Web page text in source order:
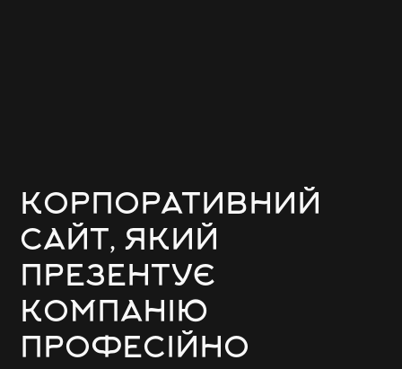
КОРПОРАТИВНИЙ
САЙТ, ЯКИЙ
ПРЕЗЕНТУЄ
КОМПАНІЮ
ПРОФЕСІЙНО